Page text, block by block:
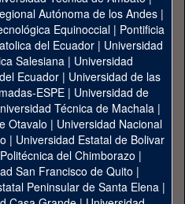
Autónoma de los Andes|
Equinoccial| Pontificia
del Ecuador | Universidad
Salesiana | Universidad
Ecuador | Universidad de las
ESPE | Universidad de
Técnica de Machala|
Otavalo | Universidad Nacional
| Universidad Estatal de Bolivar
del Chimborazo |
San Francisco de Quito |
Peninsular de Santa Elena|